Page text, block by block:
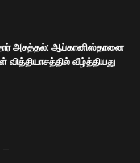
அசத்தல்: ஆப்கானிஸ்தானை
வீழ்த்தியது